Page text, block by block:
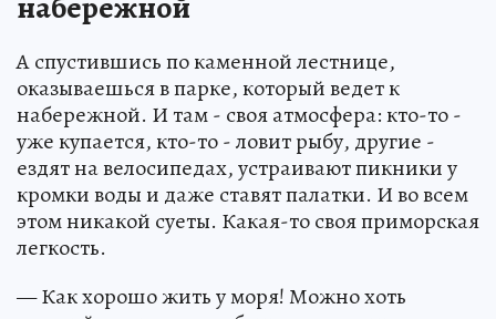
А спустившись по каменной лестнице,
оказываешься в парке, который ведет к
набережной. И там - своя атмосфера: кто-то -
уже купается, кто-то - ловит рыбу, другие -
ездят на велосипедах, устраивают пикники у
кромки воды и даже ставят палатки. И во всем
этом никакой суеты. Какая-то своя приморская
легкость.
— Как хорошо жить у моря! Можно хоть